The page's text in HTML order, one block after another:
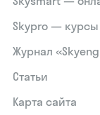
Skypro —
Журнал
Статьи
Карта сайта